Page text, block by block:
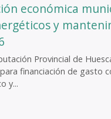
económica
y
Provincial de
financiación de gasto
y...